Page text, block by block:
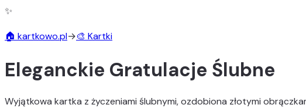
✨
🏠 kartkowo.pl→🎨 Kartki
Eleganckie Gratulacje Ślubne
Wyjątkowa kartka z życzeniami ślubnymi, ozdobiona złotymi